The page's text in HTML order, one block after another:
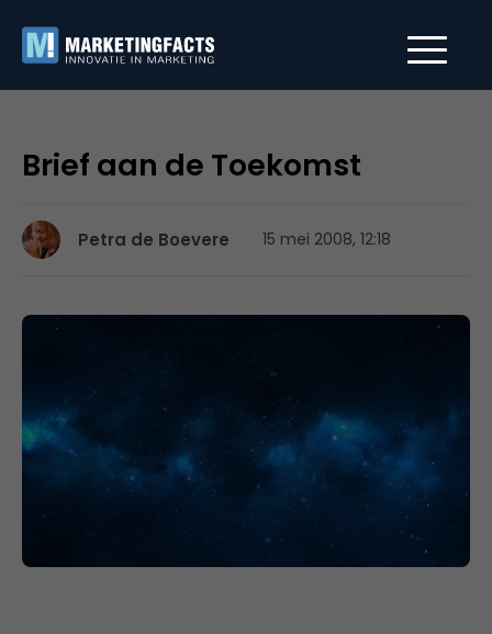
Brief aan de Toekomst
Petra de Boevere 15 mei 2008, 12:18